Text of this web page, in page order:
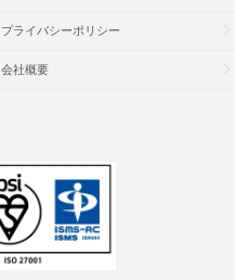
プライバシーポリシー
会社概要